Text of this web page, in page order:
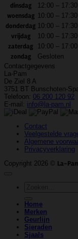
dinsdag 12:00 – 17:30
woensdag 10:00 – 17:30
donderdag 10:00 – 17:30
vrijdag 10:00 – 17:30
zaterdag 10:00 – 17:00
zondag
Gesloten
Contactgegevens
La-Pam
De Ziel 8 A
3751 BT Bunschoten-
Telefoon: 06 200 120 92
E-mail: info@la-pam.nl
Contact
Veelgestelde
Algemene
Privacyverklaring
Copyright 2026 © La-
Home
Merken
Geurlijn
Sieraden
Sjaals